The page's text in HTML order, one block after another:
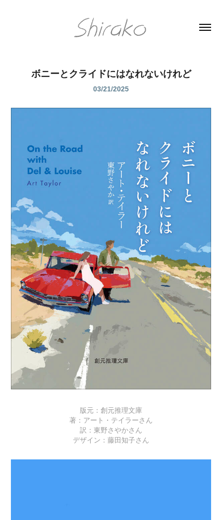
ボニーとクライドにはなれないけれど
03/21/2025
版元：創元推理文庫
著：アート・テイラーさん
訳：東野さやかさん
デザイン：藤田知子さん